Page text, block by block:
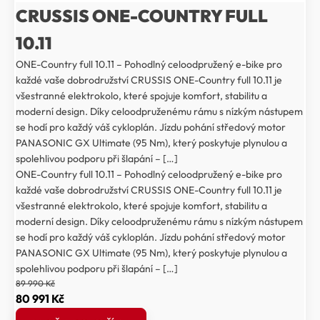
CRUSSIS ONE-COUNTRY FULL
10.11
ONE-Country full 10.11 – Pohodlný celoodpružený e-bike pro
každé vaše dobrodružství CRUSSIS ONE-Country full 10.11 je
všestranné elektrokolo, které spojuje komfort, stabilitu a
moderní design. Díky celoodpruženému rámu s nízkým nástupem
se hodí pro každý váš cykloplán. Jízdu pohání středový motor
PANASONIC GX Ultimate (95 Nm), který poskytuje plynulou a
spolehlivou podporu při šlapání – […]
ONE-Country full 10.11 – Pohodlný celoodpružený e-bike pro
každé vaše dobrodružství CRUSSIS ONE-Country full 10.11 je
všestranné elektrokolo, které spojuje komfort, stabilitu a
moderní design. Díky celoodpruženému rámu s nízkým nástupem
se hodí pro každý váš cykloplán. Jízdu pohání středový motor
PANASONIC GX Ultimate (95 Nm), který poskytuje plynulou a
spolehlivou podporu při šlapání – […]
89 990Kč
Původní
cena
80 991 KčAktuální